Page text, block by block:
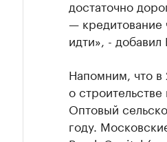
достаточно
— кредитование
идти», -
Напомним, что в
о
Оптовый
году.